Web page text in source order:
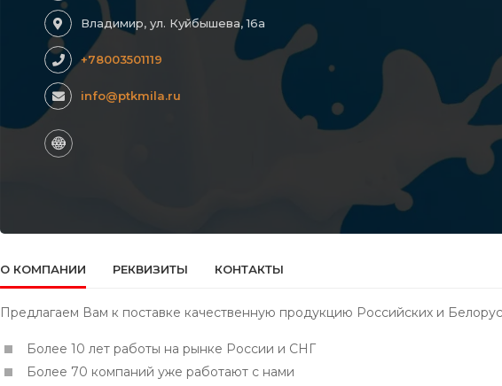
Владимир, ул. Куйбышева, 16а
+78003501119
info@ptkmila.ru
О КОМПАНИИ РЕКВИЗИТЫ КОНТАКТЫ
Предлагаем Вам к поставке качественную продукцию Российских и
Более 10 лет работы на рынке России и СНГ
Более 70 компаний уже работают с нами